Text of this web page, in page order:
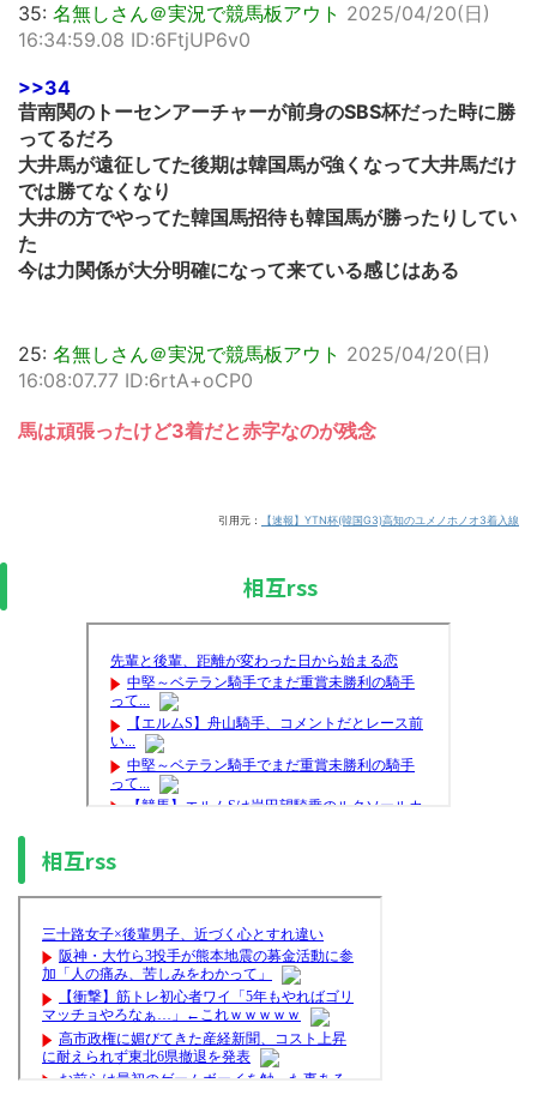
35: 名無しさん＠実況で競馬板アウト 2025/04/20(日)
16:34:59.08 ID:6FtjUP6v0
>>34
昔南関のトーセンアーチャーが前身のSBS杯だった時に勝
ってるだろ
大井馬が遠征してた後期は韓国馬が強くなって大井馬だけ
では勝てなくなり
大井の方でやってた韓国馬招待も韓国馬が勝ったりしてい
た
今は力関係が大分明確になって来ている感じはある
25: 名無しさん＠実況で競馬板アウト 2025/04/20(日)
16:08:07.77 ID:6rtA+oCP0
馬は頑張ったけど3着だと赤字なのが残念
引用元： 【速報】YTN杯(韓国G3)高知のユメノホノオ3着入線
相互rss
相互rss